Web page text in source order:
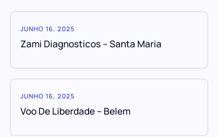
JUNHO 16, 2025
Zami Diagnosticos – Santa Maria
JUNHO 16, 2025
Voo De Liberdade – Belem